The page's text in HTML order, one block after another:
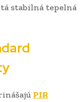
stabilná tepelná
PIR